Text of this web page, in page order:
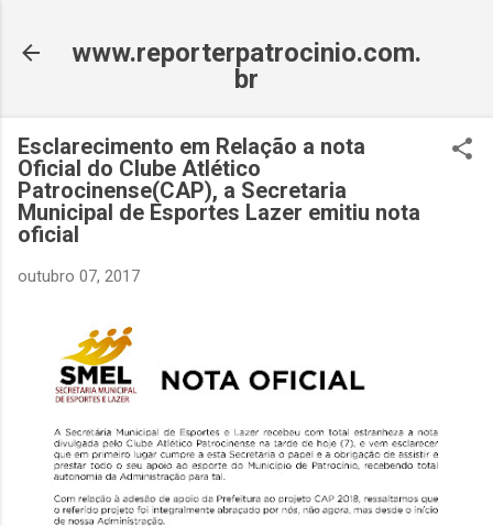
www.reporterpatrocinio.com.
br
Esclarecimento em Relação a nota
Oficial do Clube Atlético
Patrocinense(CAP), a Secretaria
Municipal de Esportes Lazer emitiu nota
oficial
outubro 07, 2017